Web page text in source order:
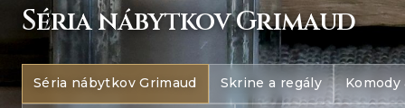
Séria nábytkov Grimaud
Séria nábytkov Grimaud Skrine a regály